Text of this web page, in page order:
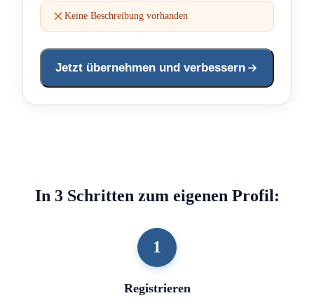
Keine Beschreibung vorhanden
Jetzt übernehmen und verbessern
In 3 Schritten zum eigenen Profil:
1
Registrieren